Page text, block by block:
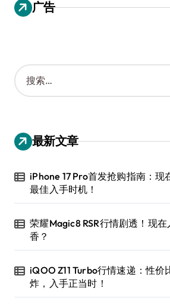
广告
搜
索
：
最新文章
iPhone 17 Pro首发抢购指南：现
最佳入手时机！
荣耀Magic8 RSR行情剧透！现在
香？
iQOO Z11 Turbo行情速递：性价
炸，入手正当时！